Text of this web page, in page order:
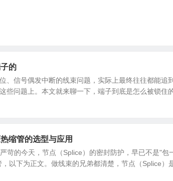
的
、信号偶发中断的线束问题，实际上最终往往都能追
些问题上。本文就来聊一下，端子到底是怎么被锁住
缩管的选型与应用
苛的今天，节点（Splice）的密封防护，早已不是"包
以下为正文。做线束的兄弟都清楚，节点（Splice）